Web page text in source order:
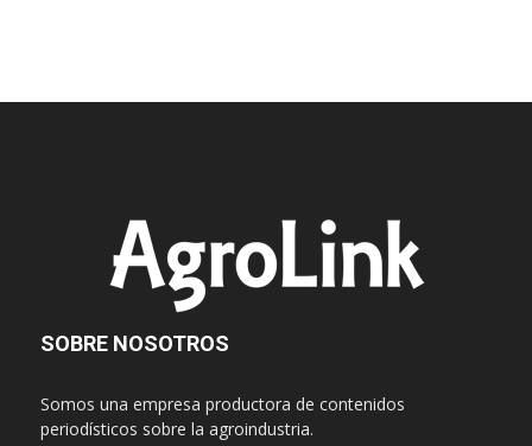
SOBRE NOSOTROS
Somos una empresa productora de contenidos
periodísticos sobre la agroindustria.